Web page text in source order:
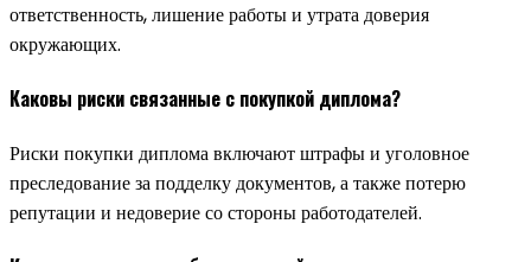
ответственность, лишение работы и утрата доверия
окружающих.
Каковы риски связанные с покупкой диплома?
Риски покупки диплома включают штрафы и уголовное
преследование за подделку документов, а также потерю
репутации и недоверие со стороны работодателей.